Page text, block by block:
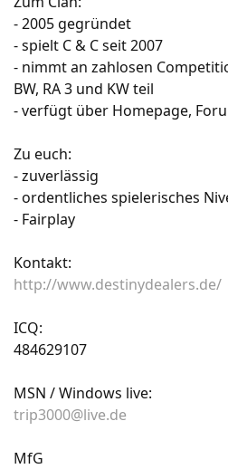
- 2005 gegründet
- spielt C & C seit 2007
- nimmt an zahlosen
BW, RA 3 und KW teil
- verfügt über Homepage,
Zu euch:
- zuverlässig
- ordentliches spielerisches
- Fairplay
Kontakt:
http://www.destinydealers.de/
ICQ:
484629107
MSN / Windows live:
trip3000@live.de
MfG